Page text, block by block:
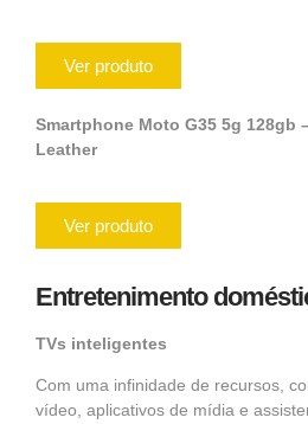
Ver produto
Smartphone Moto G35 5g 128gb
Leather
Ver produto
Entretenimento
TVs inteligentes
Com uma infinidade de recursos,
vídeo, aplicativos de mídia e